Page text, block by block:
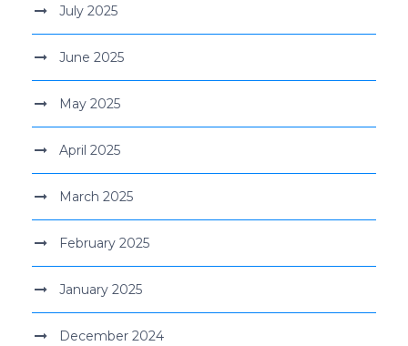
July 2025
June 2025
May 2025
April 2025
March 2025
February 2025
January 2025
December 2024